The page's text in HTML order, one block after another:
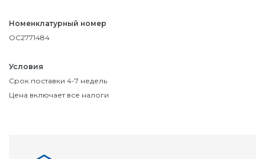
Номенклатурный номер
OC2771484
Условия
Срок поставки 4-7 недель
Цена включает все налоги